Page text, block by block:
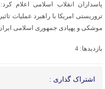
پاسداران انقلاب اسلامی اعلام
تروریستی امریکا با راهبرد عملیات
موشکی و پهپادی جمهوری اسلامی
بازدیدها: 4
اشتراک گذاری :